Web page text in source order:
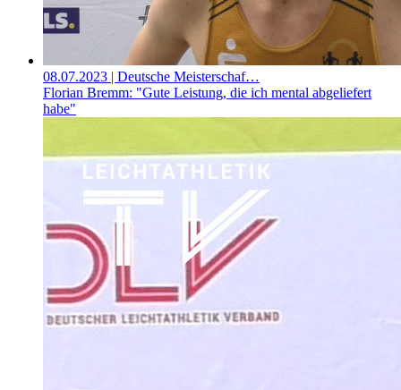
08.07.2023 | Deutsche Meisterschaf…
Florian Bremm: "Gute Leistung, die ich mental abgeliefert
habe"